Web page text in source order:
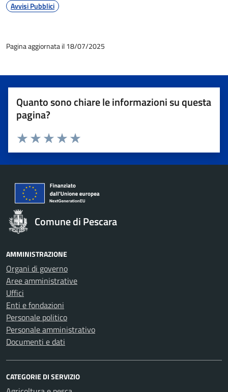
Avvisi Pubblici
Pagina aggiornata il 18/07/2025
Quanto sono chiare le informazioni su questa
pagina?
Valuta 5 stelle su 5
Valuta 4 stelle su 5
Valuta 3 stelle su 5
Valuta 2 stelle su 5
Valuta 1 stelle su 5
Comune di Pescara
AMMINISTRAZIONE
Organi di governo
Aree amministrative
Uffici
Enti e fondazioni
Personale politico
Personale amministrativo
Documenti e dati
CATEGORIE DI SERVIZIO